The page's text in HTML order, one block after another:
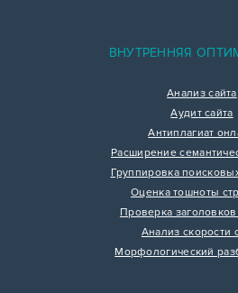
ВНУТРЕННЯЯ
Анализ сайта
Аудит сайта
Антиплагиат
Расширение
Группировка
Оценка тошноты
Проверка
Анализ скорости
Морфологический